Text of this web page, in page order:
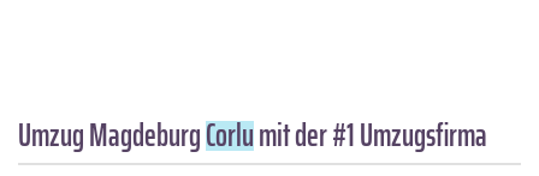
Umzug MagdeburgCorlumit der #1 Umzugsfirma